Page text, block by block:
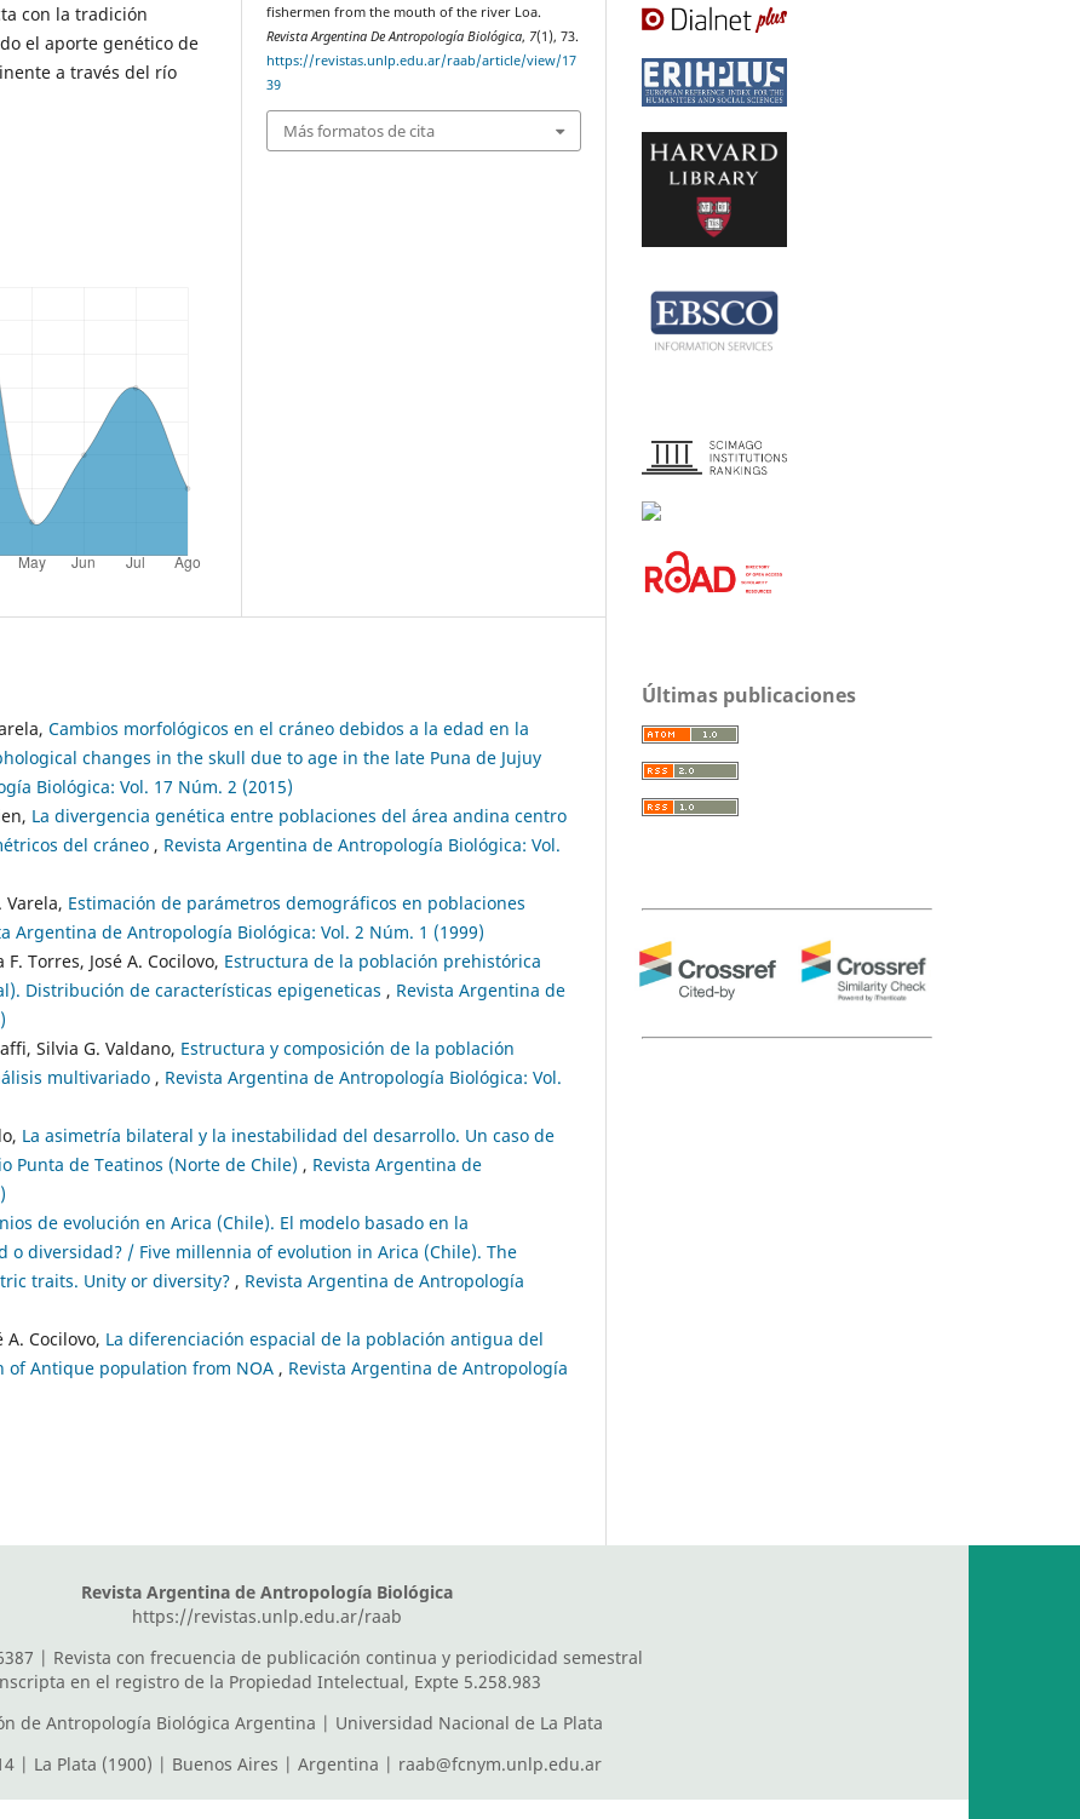
con la tradición
el aporte genético de
a través del río
fishermen from the mouth of the river Loa.
Revista Argentina De Antropología Biológica, 7(1), 73.
https://revistas.unlp.edu.ar/raab/article/view/17
39
Más formatos de cita
Cambios morfológicos en el cráneo debidos a la edad en la
changes in the skull due to age in the late Puna de Jujuy
Biológica: Vol. 17 Núm. 2 (2015)
La divergencia genética entre poblaciones del área andina centro
del cráneo , Revista Argentina de Antropología Biológica: Vol.
Varela, Estimación de parámetros demográficos en poblaciones
Argentina de Antropología Biológica: Vol. 2 Núm. 1 (1999)
Torres, José A. Cocilovo, Estructura de la población prehistórica
Distribución de características epigeneticas , Revista Argentina de
Silvia G. Valdano, Estructura y composición de la población
multivariado , Revista Argentina de Antropología Biológica: Vol.
La asimetría bilateral y la inestabilidad del desarrollo. Un caso de
Punta de Teatinos (Norte de Chile) , Revista Argentina de
de evolución en Arica (Chile). El modelo basado en la
diversidad? / Five millennia of evolution in Arica (Chile). The
traits. Unity or diversity? , Revista Argentina de Antropología
A. Cocilovo, La diferenciación espacial de la población antigua del
Antique population from NOA , Revista Argentina de Antropología
Últimas publicaciones
Revista Argentina de Antropología Biológica
https://revistas.unlp.edu.ar/raab
| Revista con frecuencia de publicación continua y periodicidad semestral
en el registro de la Propiedad Intelectual, Expte 5.258.983
de Antropología Biológica Argentina | Universidad Nacional de La Plata
| La Plata (1900) | Buenos Aires | Argentina | raab@fcnym.unlp.edu.ar